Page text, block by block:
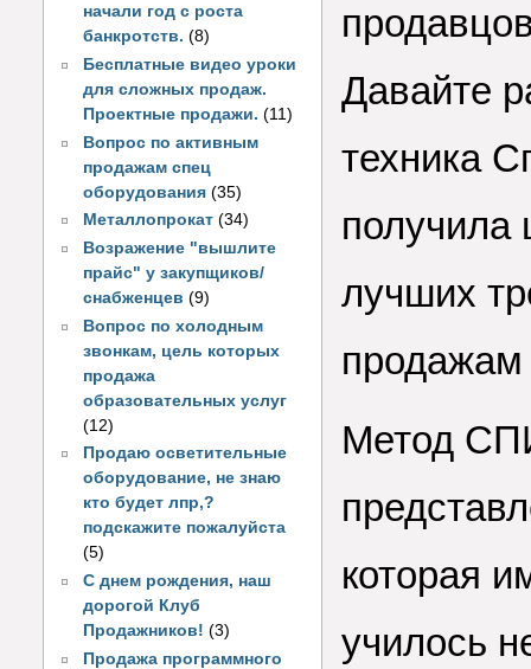
начали год с роста
банкротств. (8)
Бесплатные видео уроки
для сложных продаж.
Проектные продажи. (11)
Вопрос по активным
продажам спец
оборудования (35)
Металлопрокат (34)
Возражение "вышлите
прайс" у закупщиков/
снабженцев (9)
Вопрос по холодным
звонкам, цель которых
продажа
образовательных услуг
(12)
Продаю осветительные
оборудование, не знаю
кто будет лпр,?
подскажите пожалуйста
(5)
С днем рождения, наш
дорогой Клуб
Продажников! (3)
Продажа программного
Давайте
техника
получила
лучших
Метод
которая
училось